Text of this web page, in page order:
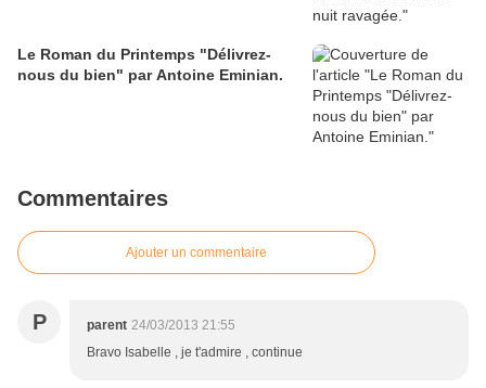
Le Roman du Printemps "Délivrez-
nous du bien" par Antoine Eminian.
Commentaires
Ajouter un commentaire
P parent 24/03/2013 21:55
Bravo Isabelle , je t'admire , continue